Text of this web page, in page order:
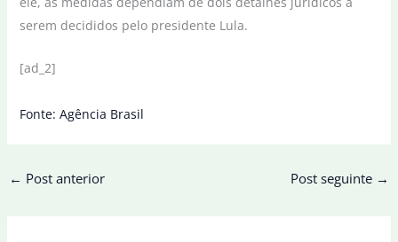
serem decididos pelo presidente Lula.
[ad_2]
Fonte: Agência Brasil
← Post anterior Post seguinte →